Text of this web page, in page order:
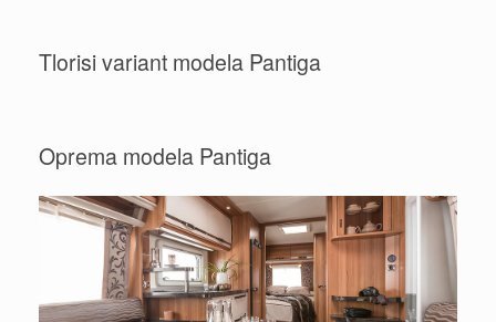
Tlorisi variant modela Pantiga
Oprema modela Pantiga